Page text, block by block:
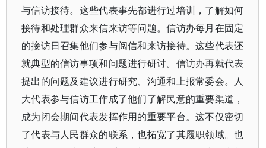
与信访接待。这些代表事先都进行过培训，了解如何
接待和处理群众来信来访等问题。信访办每月在固定
的接访日召集他们参与阅信和来访接待。这些代表还
就典型的信访事项和问题进行研讨。信访办再就代表
提出的问题及建议进行研究、沟通和上报常委会。人
大代表参与信访工作成了他们了解民意的重要渠道，
成为闭会期间代表发挥作用的重要平台。这不仅密切
了代表与人民群众的联系，也拓宽了其履职领域。也